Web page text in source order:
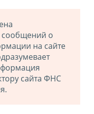
сообщений о
на сайте
сайта ФНС